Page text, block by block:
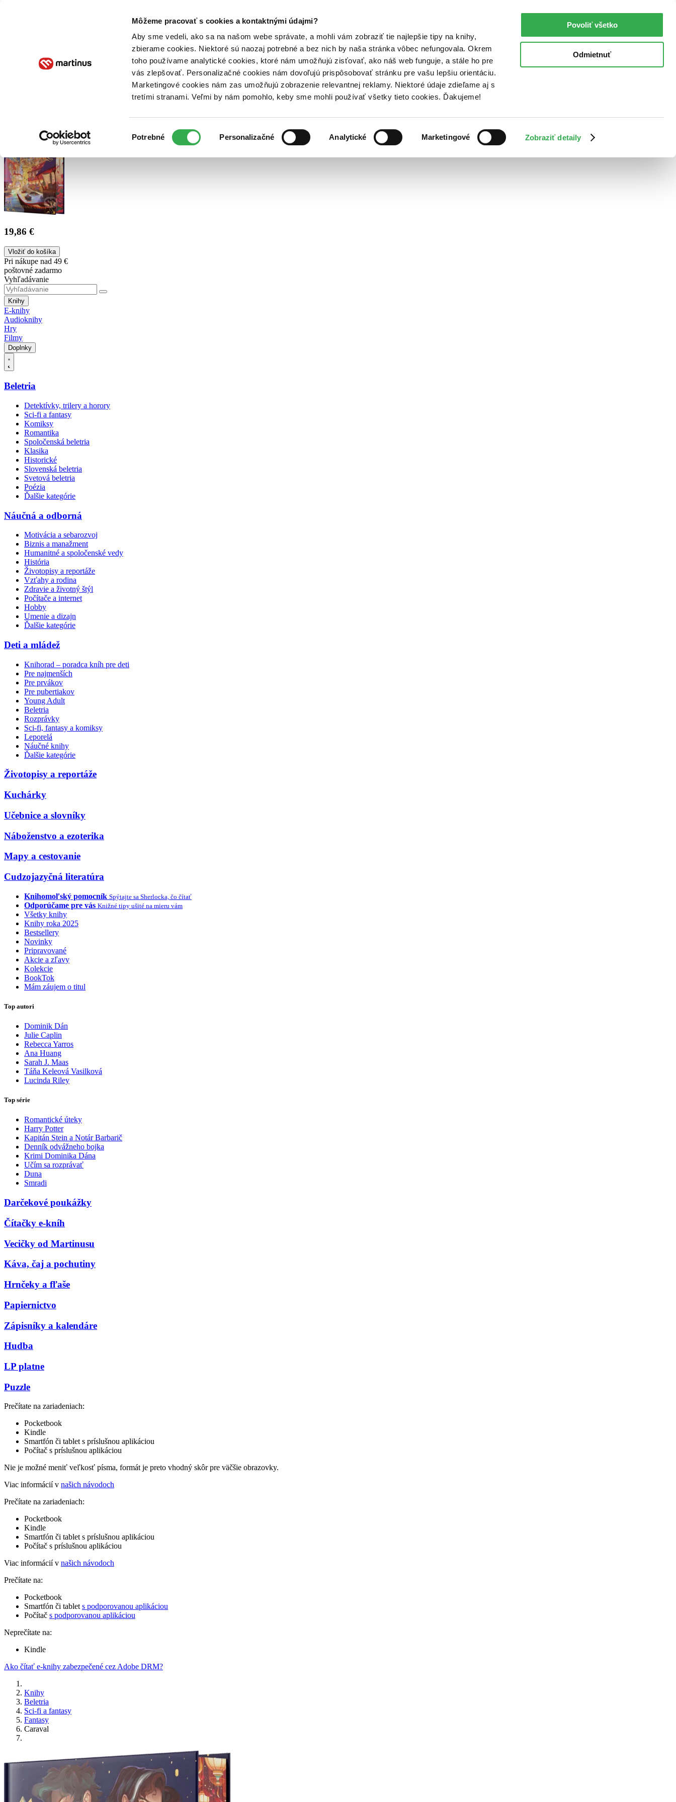
Môžeme pracovať s cookies a kontaktnými údajmi?
Aby sme vedeli, ako sa na našom webe správate, a mohli vám zobraziť tie najlepšie tipy na knihy,
zbierame cookies. Niektoré sú naozaj potrebné a bez nich by naša stránka vôbec nefungovala. Okrem
toho používame analytické cookies, ktoré nám umožňujú zisťovať, ako náš web funguje, a stále ho pre
vás zlepšovať. Personalizačné cookies nám dovoľujú prispôsobovať stránku pre vašu lepšiu orientáciu.
Marketingové cookies nám zas umožňujú zobrazenie relevantnej reklamy. Niektoré údaje zdieľame aj s
tretími stranami. Veľmi by nám pomohlo, keby sme mohli používať všetky tieto cookies. Ďakujeme!
súhlasu
Potrebné Personalizačné Analytické Marketingové Zobraziť detaily
Povoliť všetko
Odmietnuť
Poukážky Kontakt
19,86 €
Vložiť do košíka
Pri nákupe nad 49 €
poštovné zadarmo
Vyhľadávanie
Knihy
E-knihy
Audioknihy
Hry
Filmy
Doplnky
Beletria
Detektívky, trilery a horory
Sci-fi a fantasy
Komiksy
Romantika
Spoločenská beletria
Klasika
Historické
Slovenská beletria
Svetová beletria
Poézia
Ďalšie kategórie
Náučná a odborná
Motivácia a sebarozvoj
Biznis a manažment
Humanitné a spoločenské vedy
História
Životopisy a reportáže
Vzťahy a rodina
Zdravie a životný štýl
Počítače a internet
Hobby
Umenie a dizajn
Ďalšie kategórie
Deti a mládež
Knihorad – poradca kníh pre deti
Pre najmenších
Pre prvákov
Pre pubertiakov
Young Adult
Beletria
Rozprávky
Sci-fi, fantasy a komiksy
Leporelá
Náučné knihy
Ďalšie kategórie
Životopisy a reportáže
Kuchárky
Učebnice a slovníky
Náboženstvo a ezoterika
Mapy a cestovanie
Cudzojazyčná literatúra
Knihomoľský pomocník Spýtajte sa Sherlocka, čo čítať
Odporúčame pre vás Knižné tipy ušité na mieru vám
Všetky knihy
Knihy roka 2025
Bestsellery
Novinky
Pripravované
Akcie a zľavy
Kolekcie
BookTok
Mám záujem o titul
Top autori
Dominik Dán
Julie Caplin
Rebecca Yarros
Ana Huang
Sarah J. Maas
Táňa Keleová Vasilková
Lucinda Riley
Top série
Romantické úteky
Harry Potter
Kapitán Stein a Notár Barbarič
Denník odvážneho bojka
Krimi Dominika Dána
Učím sa rozprávať
Duna
Smradi
Darčekové poukážky
Čítačky e-kníh
Vecičky od Martinusu
Káva, čaj a pochutiny
Hrnčeky a fľaše
Papiernictvo
Zápisníky a kalendáre
Hudba
LP platne
Puzzle
Prečítate na zariadeniach:
Pocketbook
Kindle
Smartfón či tablet s príslušnou aplikáciou
Počítač s príslušnou aplikáciou
Nie je možné meniť veľkosť písma, formát je preto vhodný skôr pre väčšie obrazovky.
Viac informácií v našich návodoch
Prečítate na zariadeniach:
Pocketbook
Kindle
Smartfón či tablet s príslušnou aplikáciou
Počítač s príslušnou aplikáciou
Viac informácií v našich návodoch
Prečítate na:
Pocketbook
Smartfón či tablet s podporovanou aplikáciou
Počítač s podporovanou aplikáciou
Neprečítate na:
Kindle
Ako čítať e-knihy zabezpečené cez Adobe DRM?
Knihy
Beletria
Sci-fi a fantasy
Fantasy
Caraval